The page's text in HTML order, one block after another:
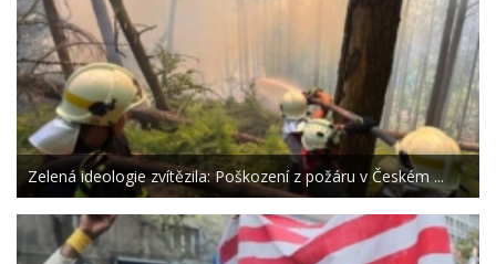
Zelená ideologie zvítězila: Poškození z požáru v Českém ...